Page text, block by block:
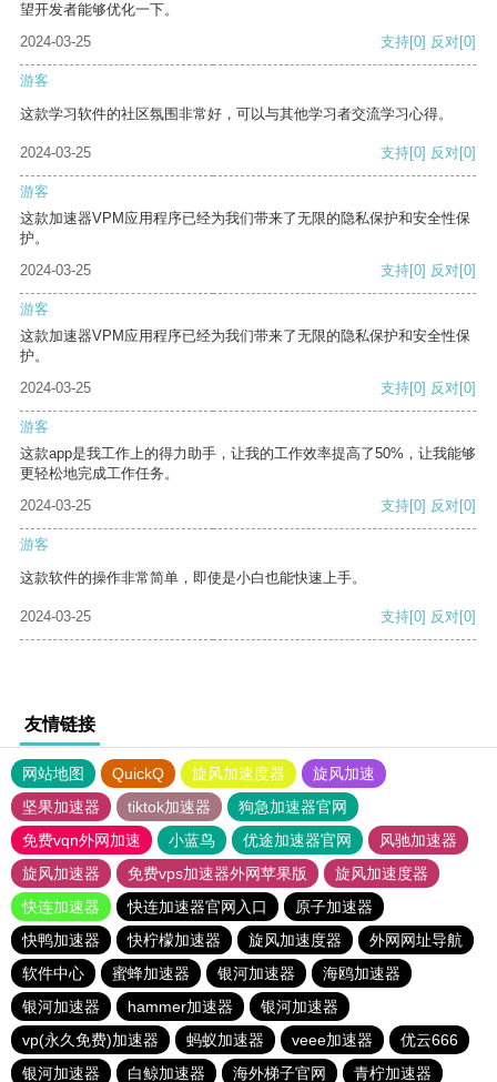
望开发者能够优化一下。
2024-03-25
支持[0] 反对[0]
游客
这款学习软件的社区氛围非常好，可以与其他学习者交流学习心得。
2024-03-25 支持[0] 反对[0]
游客
这款加速器VPM应用程序已经为我们带来了无限的隐私保护和安全性保
护。
2024-03-25
支持[0] 反对[0]
游客
这款加速器VPM应用程序已经为我们带来了无限的隐私保护和安全性保
护。
2024-03-25
支持[0] 反对[0]
游客
这款app是我工作上的得力助手，让我的工作效率提高了50%，让我能够
更轻松地完成工作任务。
2024-03-25
支持[0] 反对[0]
游客
这款软件的操作非常简单，即使是小白也能快速上手。
2024-03-25 支持[0] 反对[0]
友情链接
网站地图 QuickQ 旋风加速度器
旋风加速
坚果加速器
tiktok加速器
狗急加速器官网
免费vqn外网加速
小蓝鸟 优途加速器官网
风驰加速器
旋风加速器
免费vps加速器外网苹果版
旋风加速度器
快连加速器
快连加速器官网入口
原子加速器
快鸭加速器
快柠檬加速器 旋风加速度器
外网网址导航
软件中心
蜜蜂加速器 银河加速器
海鸥加速器
银河加速器
hammer加速器
银河加速器
vp(永久免费)加速器
蚂蚁加速器 veee加速器
优云666
银河加速器
白鲸加速器 海外梯子官网 青柠加速器